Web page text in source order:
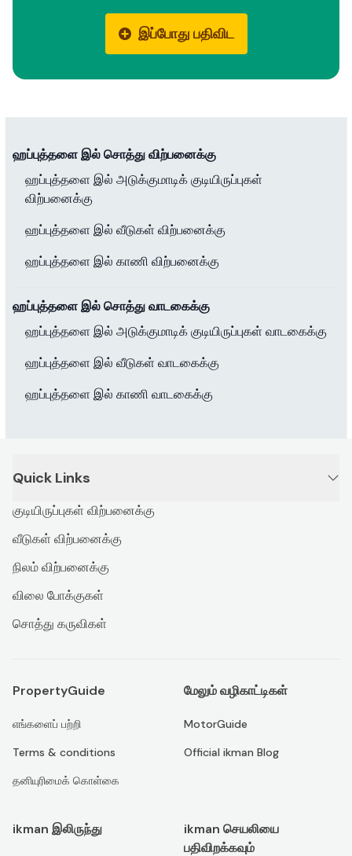
இப்போது பதிவிட
ஹப்புத்தளை இல் சொத்து விற்பனைக்கு
ஹப்புத்தளை இல் அடுக்குமாடிக் குடியிருப்புகள்
விற்பனைக்கு
ஹப்புத்தளை இல் வீடுகள் விற்பனைக்கு
ஹப்புத்தளை இல் காணி விற்பனைக்கு
ஹப்புத்தளை இல் சொத்து வாடகைக்கு
ஹப்புத்தளை இல் அடுக்குமாடிக் குடியிருப்புகள் வாடகைக்கு
ஹப்புத்தளை இல் வீடுகள் வாடகைக்கு
ஹப்புத்தளை இல் காணி வாடகைக்கு
Quick Links
குடியிருப்புகள் விற்பனைக்கு
வீடுகள் விற்பனைக்கு
நிலம் விற்பனைக்கு
விலை போக்குகள்
சொத்து கருவிகள்
PropertyGuide
எங்களைப் பற்றி
Terms & conditions
தனியுரிமைக் கொள்கை
மேலும் வழிகாட்டிகள்
MotorGuide
Official ikman Blog
ikman இலிருந்து
ikman செயலியை
பதிவிறக்கவும்